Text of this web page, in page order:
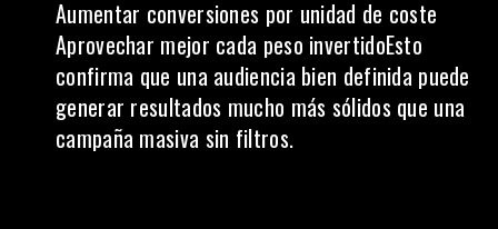
Aumentar conversiones por unidad de coste
Aprovechar mejor cada peso invertidoEsto
confirma que una audiencia bien definida puede
generar resultados mucho más sólidos que una
campaña masiva sin filtros.